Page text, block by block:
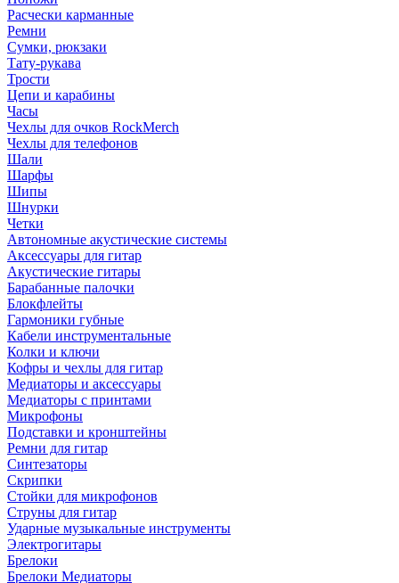
Расчески карманные
Ремни
Сумки, рюкзаки
Тату-рукава
Трости
Цепи и карабины
Часы
Чехлы для очков RockMerch
Чехлы для телефонов
Шали
Шарфы
Шипы
Шнурки
Четки
Автономные акустические системы
Аксессуары для гитар
Акустические гитары
Барабанные палочки
Блокфлейты
Гармоники губные
Кабели инструментальные
Колки и ключи
Кофры и чехлы для гитар
Медиаторы и аксессуары
Медиаторы с принтами
Микрофоны
Подставки и кронштейны
Ремни для гитар
Синтезаторы
Скрипки
Стойки для микрофонов
Струны для гитар
Ударные музыкальные инструменты
Электрогитары
Брелоки
Брелоки Медиаторы